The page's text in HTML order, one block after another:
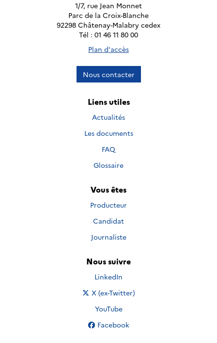
1/7, rue Jean Monnet
Parc de la Croix-Blanche
92298 Châtenay-Malabry cedex
Tél : 01 46 11 80 00
Plan d'accès
Nous contacter
Liens utiles
Actualités
Les documents
FAQ
Glossaire
Vous êtes
Producteur
Candidat
Journaliste
Nous suivre
Nous suivre sur
LinkedIn
Nous suivre sur
X (ex-Twitter)
Nous suivre sur
YouTube
Nous suivre sur
Facebook